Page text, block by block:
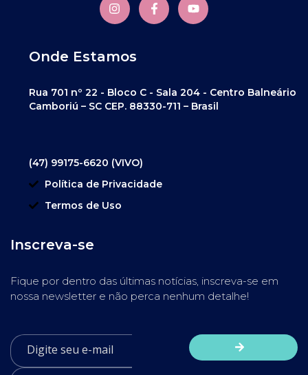
Onde Estamos
Rua 701 nº 22 - Bloco C - Sala 204 - Centro Balneário
Camboriú – SC CEP. 88330-711 – Brasil
(47) 99175-6620 (VIVO)
Política de Privacidade
Termos de Uso
Inscreva-se
Fique por dentro das últimas notícias, inscreva-se em
nossa newsletter e não perca nenhum detalhe!